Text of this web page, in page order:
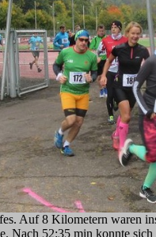
Auf 8 Kilometern waren
52:35 min konnte sich